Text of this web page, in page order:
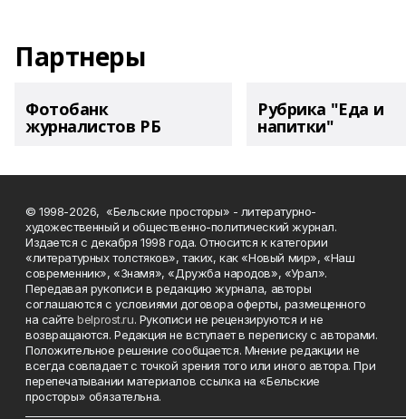
Партнеры
Фотобанк
журналистов РБ
Рубрика "Еда и
напитки"
© 1998-2026, «Бельские просторы» - литературно-
художественный и общественно-политический журнал.
Издается с декабря 1998 года. Относится к категории
«литературных толстяков», таких, как «Новый мир», «Наш
современник», «Знамя», «Дружба народов», «Урал».
Передавая рукописи в редакцию журнала, авторы
соглашаются с условиями договора оферты, размещенного
на сайтеbelprost.ru. Рукописи не рецензируются и не
возвращаются. Редакция не вступает в переписку с авторами.
Положительное решение сообщается. Мнение редакции не
всегда совпадает с точкой зрения того или иного автора. При
перепечатывании материалов ссылка на «Бельские
просторы» обязательна.